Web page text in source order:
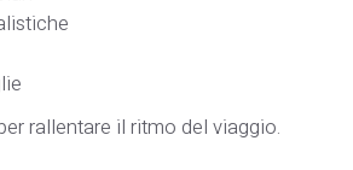
rallentare il ritmo del viaggio.